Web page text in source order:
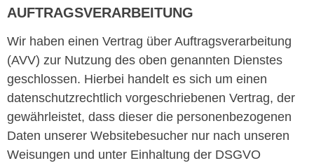
AUFTRAGSVERARBEITUNG
Wir haben einen Vertrag über Auftragsverarbeitung
(AVV) zur Nutzung des oben genannten Dienstes
geschlossen. Hierbei handelt es sich um einen
datenschutzrechtlich vorgeschriebenen Vertrag, der
gewährleistet, dass dieser die personenbezogenen
Daten unserer Websitebesucher nur nach unseren
Weisungen und unter Einhaltung der DSGVO